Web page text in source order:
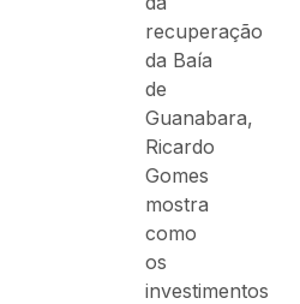
recuperação
da Baía
de
Guanabara,
Ricardo
Gomes
mostra
como
os
investimentos